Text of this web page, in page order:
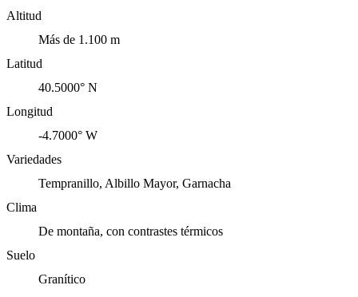
Altitud
Más de 1.100 m
Latitud
40.5000° N
Longitud
-4.7000° W
Variedades
Tempranillo, Albillo Mayor, Garnacha
Clima
De montaña, con contrastes térmicos
Suelo
Granítico